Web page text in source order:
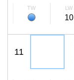
TW LW
10
11